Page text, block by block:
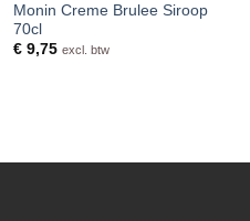
Monin Creme Brulee Siroop
70cl
€9,75 excl. btw